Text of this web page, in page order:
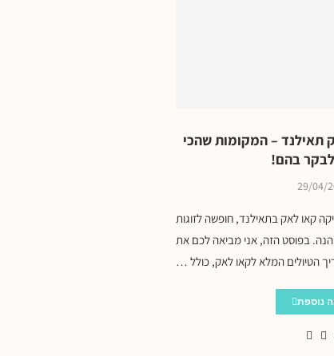
תאילנד – המקומות שהכי
בהם!
29/04/
קאו לאק בתאילנד, חופשה לזוגות
בפוסט הזה, אני מביאה לכם את
הטיולים המלא לקאו לאק, כולל …
נוספת